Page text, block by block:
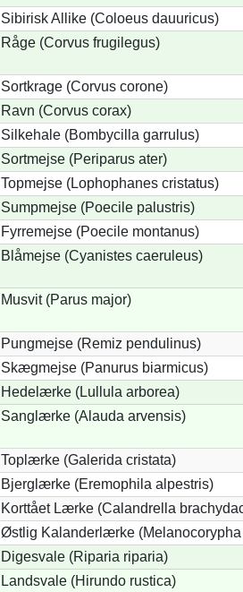
Sibirisk Allike (Coloeus dauuricus)
Råge (Corvus frugilegus)
Sortkrage (Corvus corone)
Ravn (Corvus corax)
Silkehale (Bombycilla garrulus)
Sortmejse (Periparus ater)
Topmejse (Lophophanes cristatus)
Sumpmejse (Poecile palustris)
Fyrremejse (Poecile montanus)
Blåmejse (Cyanistes caeruleus)
Musvit (Parus major)
Pungmejse (Remiz pendulinus)
Skægmejse (Panurus biarmicus)
Hedelærke (Lullula arborea)
Sanglærke (Alauda arvensis)
Toplærke (Galerida cristata)
Bjerglærke (Eremophila alpestris)
Korttået Lærke (Calandrella
Østlig Kalanderlærke (Melanocorypha
Digesvale (Riparia riparia)
Landsvale (Hirundo rustica)